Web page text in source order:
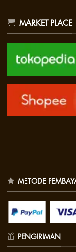
MARKET PLACE
METODE
PENGIRIMAN